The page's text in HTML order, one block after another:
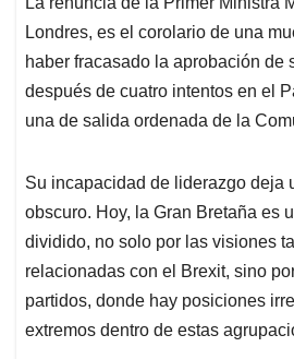
s
A
p
p
b
o
o
k
e
d
I
n
l
a
d
s
Londres, es el corolario de una
haber fracasado la aprobación de
después de cuatro intentos en el
una de salida ordenada de la
Su incapacidad de liderazgo deja
obscuro. Hoy, la Gran Bretaña es
dividido, no solo por las visiones
relacionadas con el Brexit, sino
partidos, donde hay posiciones
extremos dentro de estas